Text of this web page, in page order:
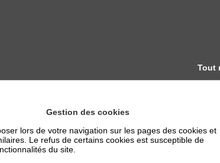
Gestion des cookies
lors de votre navigation sur les pages des cookies et
Le refus de certains cookies est susceptible de
du site.
Tout